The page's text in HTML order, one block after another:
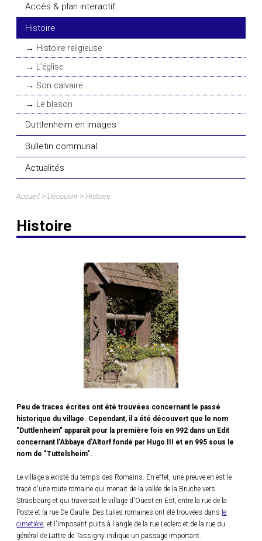
Accès & plan interactif
Histoire
Histoire religieuse
L'église
Son calvaire
Le blason
Duttlenheim en images
Bulletin communal
Actualités
Accueil >Découvrir>Histoire
Histoire
Peu de traces écrites ont été trouvées concernant le passé
historique du village. Cependant, il a été découvert que le nom
"Duttlenheim" apparaît pour la première fois en 992 dans un Edit
concernant l'Abbaye d'Altorf fondé par Hugo III et en 995 sous le
nom de "Tuttelsheim".
Le village a existé du temps des Romains. En effet, une preuve en est le
tracé d'une route romaine qui menait de la vallée de la Bruche vers
Strasbourg et qui traversait le village d'Ouest en Est, entre la rue de la
Poste et la rue De Gaulle. Des tuiles romaines ont été trouvées dans le
cimetière, et l'imposant puits à l'angle de la rue Leclerc et de la rue du
général de Lattre de Tassigny indique un passage important.